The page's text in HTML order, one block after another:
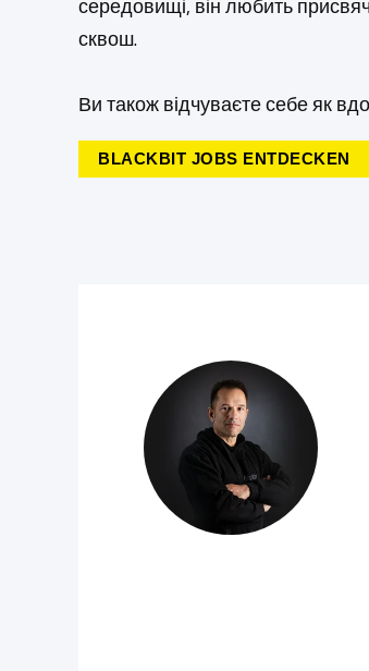
середовищі, він любить
сквош.
Ви також відчуваєте себе як
BLACKBIT JOBS ENTDECKEN